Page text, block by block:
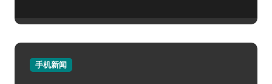
手机新闻